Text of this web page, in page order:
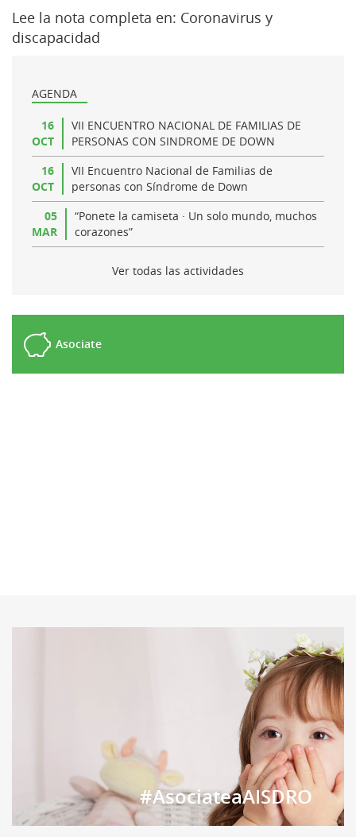
Lee la nota completa en: Coronavirus y
discapacidad
AGENDA
16
OCT
VII ENCUENTRO NACIONAL DE FAMILIAS DE
PERSONAS CON SINDROME DE DOWN
16
OCT
VII Encuentro Nacional de Familias de
personas con Síndrome de Down
05
MAR
“Ponete la camiseta · Un solo mundo, muchos
corazones”
Ver todas las actividades
Asociate
#AsociateaAISDRO